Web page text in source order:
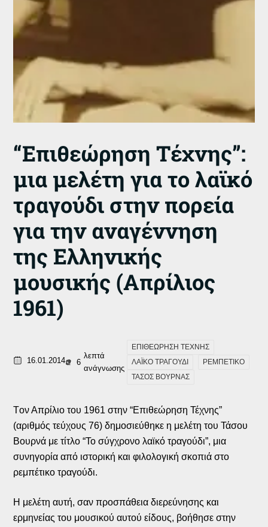
“Επιθεώρηση Τέχνης”:
μια μελέτη για το λαϊκό
τραγούδι στην πορεία
για την αναγέννηση
της Ελληνικής
μουσικής (Απρίλιος
1961)
16.01.2014 6
λεπτά
ανάγνωσης
ΕΠΙΘΕΩΡΗΣΗ ΤΕΧΝΗΣ
ΛΑΪΚΟ ΤΡΑΓΟΥΔΙ
ΡΕΜΠΕΤΙΚΟ
ΤΑΣΟΣ ΒΟΥΡΝΑΣ
Tον Απρίλιο του 1961 στην “Επιθεώρηση Τέχνης”
(αριθμός τεύχους 76) δημοσιεύθηκε η μελέτη του Τάσου
Βουρνά με τίτλο “Το σύγχρονο λαϊκό τραγούδι”, μια
συνηγορία από ιστορική και φιλολογική σκοπιά στο
ρεμπέτικο τραγούδι.
Η μελέτη αυτή, σαν προσπάθεια διερεύνησης και
ερμηνείας του μουσικού αυτού είδους, βοήθησε στην